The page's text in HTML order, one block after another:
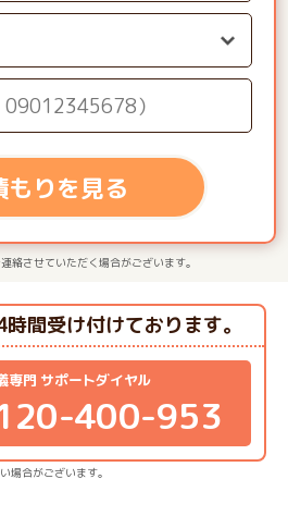
もりを見る
絡させていただく場合がございます。
専門 サポートダイヤル
400-953
間受け付けております。
場合がございます。